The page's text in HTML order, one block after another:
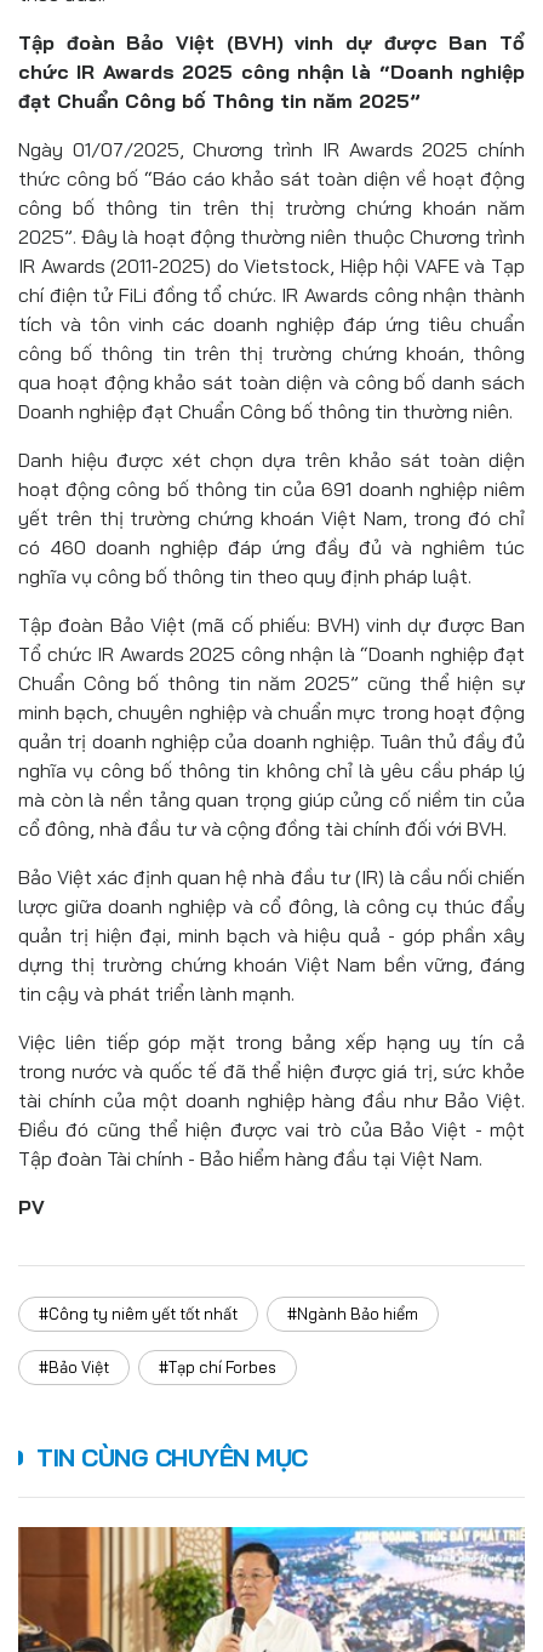
Tập đoàn Bảo Việt (BVH) vinh dự được Ban Tổ
chức IR Awards 2025 công nhận là “Doanh nghiệp
đạt Chuẩn Công bố Thông tin năm 2025”
Ngày 01/07/2025, Chương trình IR Awards 2025 chính
thức công bố “Báo cáo khảo sát toàn diện về hoạt động
công bố thông tin trên thị trường chứng khoán năm
2025”. Đây là hoạt động thường niên thuộc Chương trình
IR Awards (2011-2025) do Vietstock, Hiệp hội VAFE và Tạp
chí điện tử FiLi đồng tổ chức. IR Awards công nhận thành
tích và tôn vinh các doanh nghiệp đáp ứng tiêu chuẩn
công bố thông tin trên thị trường chứng khoán, thông
qua hoạt động khảo sát toàn diện và công bố danh sách
Doanh nghiệp đạt Chuẩn Công bố thông tin thường niên.
Danh hiệu được xét chọn dựa trên khảo sát toàn diện
hoạt động công bố thông tin của 691 doanh nghiệp niêm
yết trên thị trường chứng khoán Việt Nam, trong đó chỉ
có 460 doanh nghiệp đáp ứng đầy đủ và nghiêm túc
nghĩa vụ công bố thông tin theo quy định pháp luật.
Tập đoàn Bảo Việt (mã cố phiếu: BVH) vinh dự được Ban
Tổ chức IR Awards 2025 công nhận là “Doanh nghiệp đạt
Chuẩn Công bố thông tin năm 2025” cũng thể hiện sự
minh bạch, chuyên nghiệp và chuẩn mực trong hoạt động
quản trị doanh nghiệp của doanh nghiệp. Tuân thủ đầy đủ
nghĩa vụ công bố thông tin không chỉ là yêu cầu pháp lý
mà còn là nền tảng quan trọng giúp củng cố niềm tin của
cổ đông, nhà đầu tư và cộng đồng tài chính đối với BVH.
Bảo Việt xác định quan hệ nhà đầu tư (IR) là cầu nối chiến
lược giữa doanh nghiệp và cổ đông, là công cụ thúc đẩy
quản trị hiện đại, minh bạch và hiệu quả - góp phần xây
dựng thị trường chứng khoán Việt Nam bền vững, đáng
tin cậy và phát triển lành mạnh.
Việc liên tiếp góp mặt trong bảng xếp hạng uy tín cả
trong nước và quốc tế đã thể hiện được giá trị, sức khỏe
tài chính của một doanh nghiệp hàng đầu như Bảo Việt.
Điều đó cũng thể hiện được vai trò của Bảo Việt - một
Tập đoàn Tài chính - Bảo hiểm hàng đầu tại Việt Nam.
PV
#Công ty niêm yết tốt nhất #Ngành Bảo hiểm
#Bảo Việt #Tạp chí Forbes
TIN CÙNG CHUYÊN MỤC